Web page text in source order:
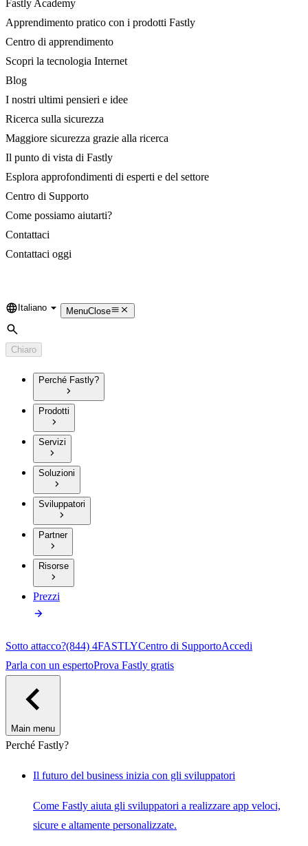
Fastly Academy
Apprendimento pratico con i prodotti Fastly
Centro di apprendimento
Scopri la tecnologia Internet
Blog
I nostri ultimi pensieri e idee
Ricerca sulla sicurezza
Maggiore sicurezza grazie alla ricerca
Il punto di vista di Fastly
Esplora approfondimenti di esperti e del settore
Centro di Supporto
Come possiamo aiutarti?
Contattaci
Contattaci oggi
Language
Italiano MenuClose
Cerca
Chiaro
Perché Fastly?
Prodotti
Servizi
Soluzioni
Sviluppatori
Partner
Risorse
Prezzi
Sotto attacco?(844) 4FASTLYCentro di SupportoAccedi
Parla con un espertoProva Fastly gratis
Main menu
Perché Fastly?
Il futuro del business inizia con gli sviluppatori
Come Fastly aiuta gli sviluppatori a realizzare app veloci,
sicure e altamente personalizzate.